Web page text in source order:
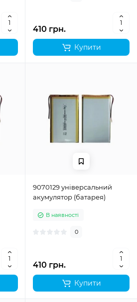
410 грн.
Купити
9070129 універсальний
акумулятор (батарея)
В наявності
0
410 грн.
Купити